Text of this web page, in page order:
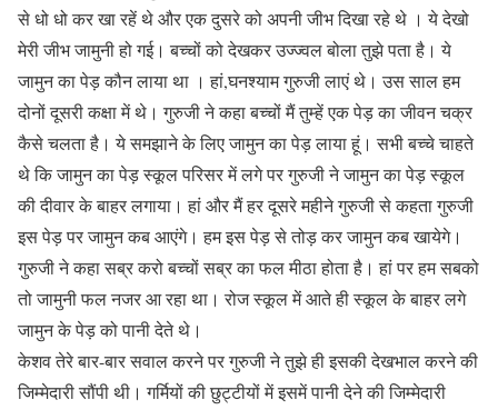
से धो धो कर खा रहें थे और एक दुसरे को अपनी जीभ दिखा रहे थे । ये देखो
मेरी जीभ जामुनी हो गई। बच्चों को देखकर उज्ज्वल बोला तुझे पता है। ये
जामुन का पेड़ कौन लाया था । हां,घनश्याम गुरुजी लाएं थे। उस साल हम
दोनों दूसरी कक्षा में थे। गुरुजी ने कहा बच्चों मैं तुम्हें एक पेड़ का जीवन चक्र
कैसे चलता है। ये समझाने के लिए जामुन का पेड़ लाया हूं। सभी बच्चे चाहते
थे कि जामुन का पेड़ स्कूल परिसर में लगे पर गुरुजी ने जामुन का पेड़ स्कूल
की दीवार के बाहर लगाया। हां और मैं हर दूसरे महीने गुरुजी से कहता गुरुजी
इस पेड़ पर जामुन कब आएंगे। हम इस पेड़ से तोड़ कर जामुन कब खायेगे।
गुरुजी ने कहा सब्र करो बच्चों सब्र का फल मीठा होता है। हां पर हम सबको
तो जामुनी फल नजर आ रहा था। रोज स्कूल में आते ही स्कूल के बाहर लगे
जामुन के पेड़ को पानी देते थे।
केशव तेरे बार-बार सवाल करने पर गुरुजी ने तुझे ही इसकी देखभाल करने की
जिम्मेदारी सौंपी थी। गर्मियों की छुट्टीयों में इसमें पानी देने की जिम्मेदारी